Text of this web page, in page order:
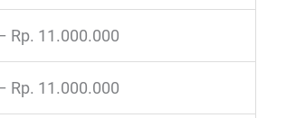
Rp. 11.000.000
Rp. 11.000.000